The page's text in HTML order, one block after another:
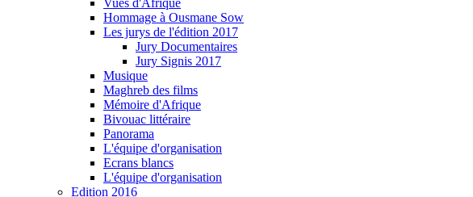
Vues d'Afrique
Hommage à Ousmane Sow
Les jurys de l'édition 2017
Jury Documentaires
Jury Signis 2017
Musique
Maghreb des films
Mémoire d'Afrique
Bivouac littéraire
Panorama
L'équipe d'organisation
Ecrans blancs
L'équipe d'organisation
Edition 2016